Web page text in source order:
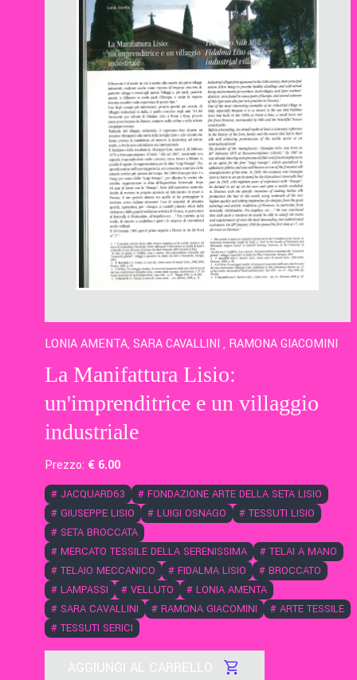
LONIA AMENTA, SARA CAVALLINI , RAMONA GIACOMINI
La Manifattura Lisio:
un'imprenditrice e un villaggio
industriale
Prezzo: € 6.00
# JACQUARD63 # FONDAZIONE ARTE DELLA SETA LISIO
# GIUSEPPE LISIO # LUIGI OSNAGO # TESSUTI LISIO
# SETA BROCCATA
# MERCATO TESSILE DELLA SERENISSIMA # TELAI A MANO
# TELAIO MECCANICO # FIDALMA LISIO # BROCCATO
# LAMPASSI # VELLUTO # LONIA AMENTA
# SARA CAVALLINI # RAMONA GIACOMINI # ARTE TESSILE
# TESSUTI SERICI
AGGIUNGI AL CARRELLO